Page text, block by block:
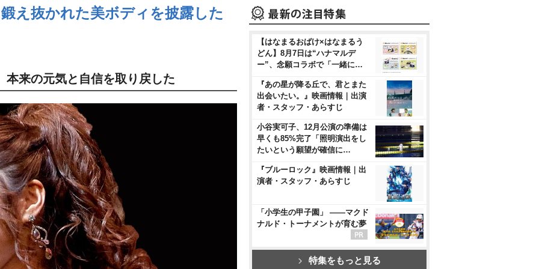
え抜かれた美ボディを披露した
本来の元気と自信を取り戻した
【はなまるおばけ×はなまるう
どん】8月7日は“ハナマルデ
ー”、念願コラボで「一緒に…
『あの星が降る丘で、君とまた
出会いたい。』映画情報｜出演
者・スタッフ・あらすじ
小谷実可子、12月公演の準備は
早くも85%完了「照明演出をし
たいという願望が確信に…
『ブルーロック』映画情報｜出
演者・スタッフ・あらすじ
「小学生の甲子園」 ――マクド
ナルド・トーナメントが育む夢
特集をもっと見る